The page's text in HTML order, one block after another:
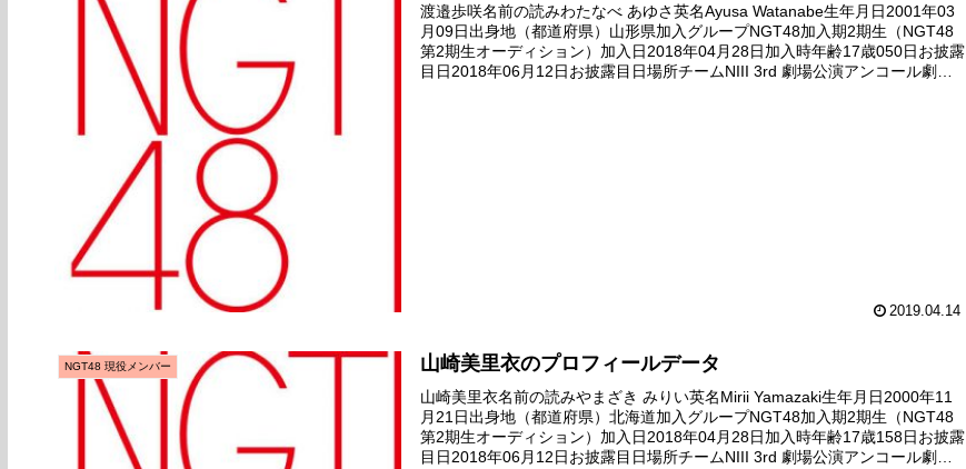
渡邉歩咲名前の読みわたなべ あゆさ英名Ayusa Watanabe生年月日2001年03
月09日出身地（都道府県）山形県加入グループNGT48加入期2期生（NGT48
第2期生オーディション）加入日2018年04月28日加入時年齢17歳050日お披露
目日2018年06月12日お披露目日場所チームNIII 3rd 劇場公演アンコール劇場
2019.04.14
NGT48 現役メンバー 山崎美里衣のプロフィールデータ
山崎美里衣名前の読みやまざき みりい英名Mirii Yamazaki生年月日2000年11
月21日出身地（都道府県）北海道加入グループNGT48加入期2期生（NGT48
第2期生オーディション）加入日2018年04月28日加入時年齢17歳158日お披露
目日2018年06月12日お披露目日場所チームNIII 3rd 劇場公演アンコール劇場